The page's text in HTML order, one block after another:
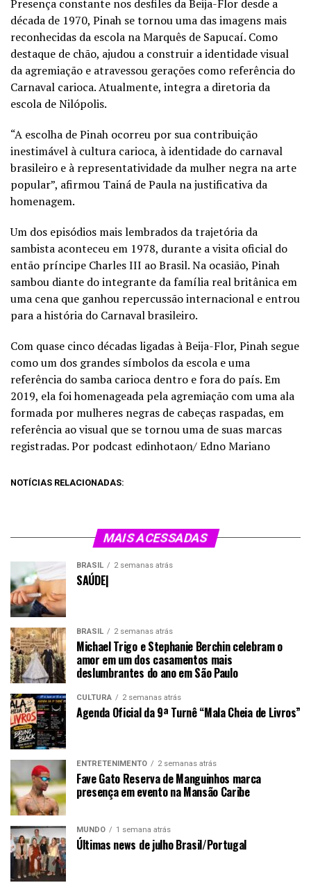
Presença constante nos desfiles da Beija-Flor desde a
década de 1970, Pinah se tornou uma das imagens mais
reconhecidas da escola na Marquês de Sapucaí. Como
destaque de chão, ajudou a construir a identidade visual
da agremiação e atravessou gerações como referência do
Carnaval carioca. Atualmente, integra a diretoria da
escola de Nilópolis.
“A escolha de Pinah ocorreu por sua contribuição
inestimável à cultura carioca, à identidade do carnaval
brasileiro e à representatividade da mulher negra na arte
popular”, afirmou Tainá de Paula na justificativa da
homenagem.
Um dos episódios mais lembrados da trajetória da
sambista aconteceu em 1978, durante a visita oficial do
então príncipe Charles III ao Brasil. Na ocasião, Pinah
sambou diante do integrante da família real britânica em
uma cena que ganhou repercussão internacional e entrou
para a história do Carnaval brasileiro.
Com quase cinco décadas ligadas à Beija-Flor, Pinah segue
como um dos grandes símbolos da escola e uma
referência do samba carioca dentro e fora do país. Em
2019, ela foi homenageada pela agremiação com uma ala
formada por mulheres negras de cabeças raspadas, em
referência ao visual que se tornou uma de suas marcas
registradas. Por podcast edinhotaon/ Edno Mariano
NOTÍCIAS RELACIONADAS:
MAIS ACESSADAS
BRASIL 2 semanas atrás
SAÚDE|
BRASIL 2 semanas atrás
Michael Trigo e Stephanie Berchin celebram o
amor em um dos casamentos mais
deslumbrantes do ano em São Paulo
CULTURA 2 semanas atrás
Agenda Oficial da 9ª Turnê “Mala Cheia de Livros”
ENTRETENIMENTO 2 semanas atrás
Fave Gato Reserva de Manguinhos marca
presença em evento na Mansão Caribe
MUNDO 1 semana atrás
Últimas news de julho Brasil/Portugal